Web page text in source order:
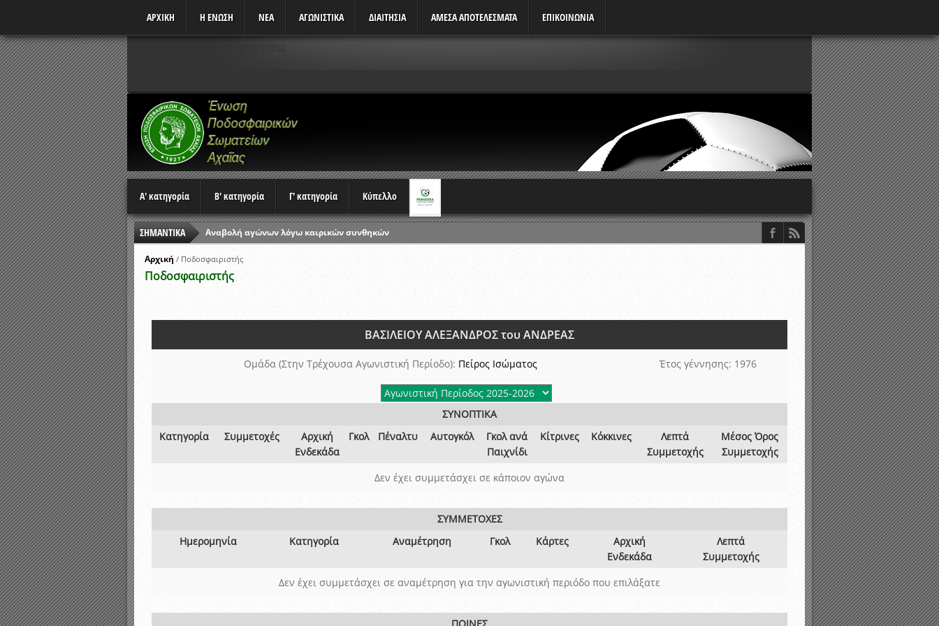
ΑΡΧΙΚΗ Η ΕΝΩΣΗ ΝΕΑ ΑΓΩΝΙΣΤΙΚΆ ΔΙΑΙΤΗΣΙΑ ΑΜΕΣΑ ΑΠΟΤΕΛΕΣΜΑΤΑ ΕΠΙΚΟΙΝΩΝΙΑ
Α' κατηγορία Β' κατηγορία Γ' κατηγορία Κύπελλο
ΣΗΜΑΝΤΙΚΑ
Αναβολή αγώνων λόγω καιρικών συνθηκών
Ώρες έναρξης αγώνων Πρωταθλημάτων
Αποτελέσματα επαναληπτικών γραπτών εξετάσεων και αγωνιστικών δοκιμασιών διαιτητών και παρατηρητών ΕΠΣΑ
Κληρώσεις Πρωταθλημάτων και Κυπέλλου 2015-2016
Αρχική / Ποδοσφαιριστής
Ποδοσφαιριστής
ΒΑΣΙΛΕΙΟΥ ΑΛΕΞΑΝΔΡΟΣ του ΑΝΔΡΕΑΣ
Ομάδα (Στην Τρέχουσα Αγωνιστική Περίοδο): Πείρος Ισώματος Έτος γέννησης: 1976
ΣΥΝΟΠΤΙΚΑ
Κατηγορία
Συμμετοχές
Αρχική
Ενδεκάδα
Γκολ Πέναλτυ Αυτογκόλ
Γκολ ανά
Παιχνίδι
Κίτρινες Κόκκινες
Λεπτά
Συμμετοχής
Μέσος Όρος
Συμμετοχής
Δεν έχει συμμετάσχει σε κάποιον αγώνα
ΣΥΜΜΕΤΟΧΕΣ
Ημερομηνία
Κατηγορία Αναμέτρηση Γκολ Κάρτες
Αρχική
Ενδεκάδα
Λεπτά
Συμμετοχής
Δεν έχει συμμετάσχει σε αναμέτρηση για την αγωνιστική περιόδο που επιλάξατε